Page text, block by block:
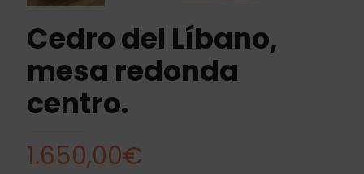
Cedro del Líbano,
mesa redonda
centro.
1.650,00€